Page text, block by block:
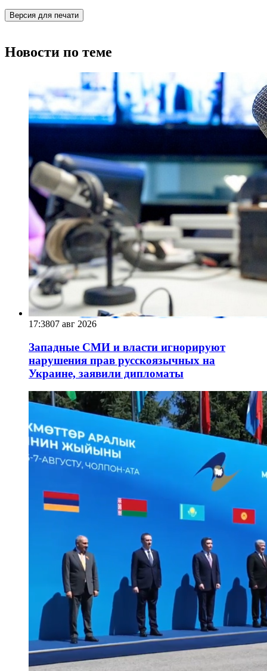
Версия для печати
Новости по теме
17:3807 авг 2026
Западные СМИ и власти игнорируют
нарушения прав русскоязычных на
Украине, заявили дипломаты